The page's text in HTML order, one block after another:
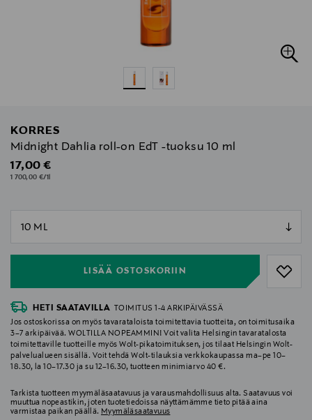
KORRES
Midnight Dahlia roll-on EdT -tuoksu 10 ml
Original Price
17,00 €
1 700,00 €/1l
LISÄÄ OSTOSKORIIN
HETI SAATAVILLA
TOIMITUS 1-4 ARKIPÄIVÄSSÄ
Jos ostoskorissa on myös tavarataloista toimitettavia tuotteita, on toimitusaika
3–7 arkipäivää. WOLTILLA NOPEAMMIN! Voit valita Helsingin tavaratalosta
toimitettaville tuotteille myös Wolt-pikatoimituksen, jos tilaat Helsingin Wolt-
palvelualueen sisällä. Voit tehdä Wolt-tilauksia verkkokaupassa ma–pe 10–
18.30, la 10–17.30 ja su 12–16.30, tuotteen minimiarvo 40 €.
Tarkista tuotteen myymäläsaatavuus ja varausmahdollisuus alta. Saatavuus voi
muuttua nopeastikin, joten tuotetiedoissa näyttämämme tieto pitää aina
varmistaa paikan päällä. Myymäläsaatavuus